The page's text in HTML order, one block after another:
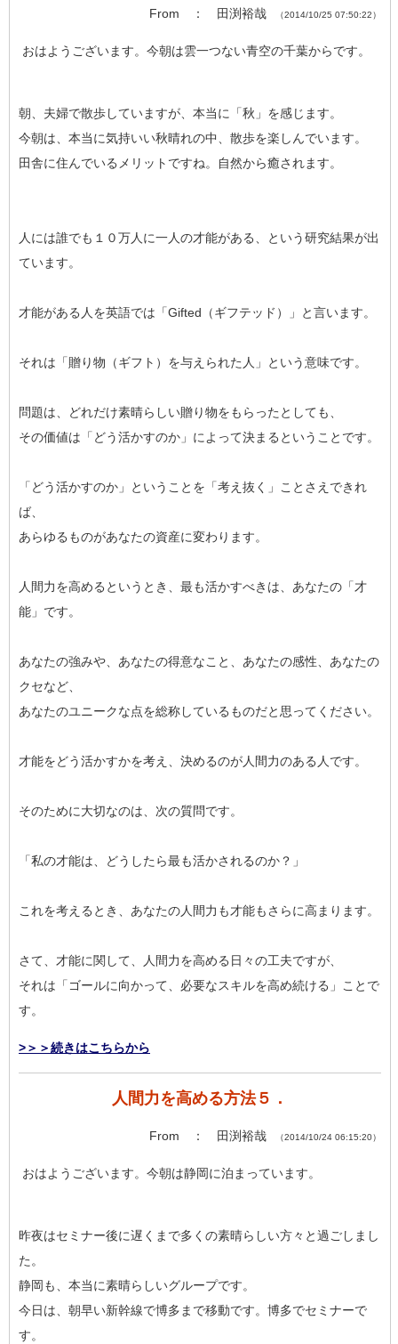
From ： 田渕裕哉 （2014/10/25 07:50:22）
おはようございます。今朝は雲一つない青空の千葉からです。
朝、夫婦で散歩していますが、本当に「秋」を感じます。
今朝は、本当に気持いい秋晴れの中、散歩を楽しんでいます。
田舎に住んでいるメリットですね。自然から癒されます。
人には誰でも１０万人に一人の才能がある、という研究結果が出
ています。
才能がある人を英語では「Gifted（ギフテッド）」と言います。
それは「贈り物（ギフト）を与えられた人」という意味です。
問題は、どれだけ素晴らしい贈り物をもらったとしても、
その価値は「どう活かすのか」によって決まるということです。
「どう活かすのか」ということを「考え抜く」ことさえできれ
ば、
あらゆるものがあなたの資産に変わります。
人間力を高めるというとき、最も活かすべきは、あなたの「才
能」です。
あなたの強みや、あなたの得意なこと、あなたの感性、あなたの
クセなど、
あなたのユニークな点を総称しているものだと思ってください。
才能をどう活かすかを考え、決めるのが人間力のある人です。
そのために大切なのは、次の質問です。
「私の才能は、どうしたら最も活かされるのか？」
これを考えるとき、あなたの人間力も才能もさらに高まります。
さて、才能に関して、人間力を高める日々の工夫ですが、
それは「ゴールに向かって、必要なスキルを高め続ける」ことで
す。
>＞＞続きはこちらから
人間力を高める方法５．
From ： 田渕裕哉 （2014/10/24 06:15:20）
おはようございます。今朝は静岡に泊まっています。
昨夜はセミナー後に遅くまで多くの素晴らしい方々と過ごしまし
た。
静岡も、本当に素晴らしいグループです。
今日は、朝早い新幹線で博多まで移動です。博多でセミナーで
す。